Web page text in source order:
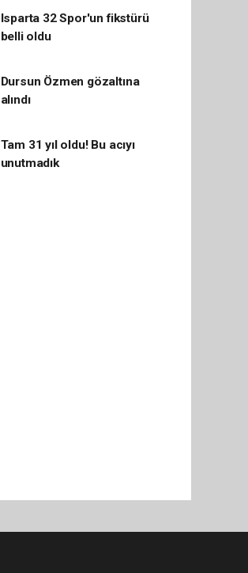
Isparta 32 Spor'un fikstürü
belli oldu
Dursun Özmen gözaltına
alındı
Tam 31 yıl oldu! Bu acıyı
unutmadık